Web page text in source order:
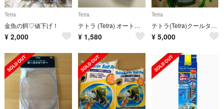
Tetra
金魚の餌♡値下げ！
¥ 2,000
Tetra
テトラ (Tetra) オートフィーダー AF-3
¥ 1,580
Tetra
テトラ(Tetra)クールタワー［CR-3］ 観賞魚水槽用冷却装置
¥ 5,000